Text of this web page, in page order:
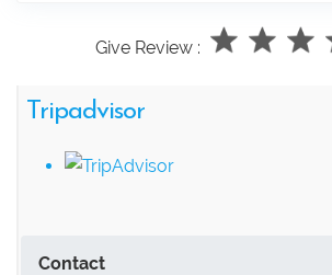
Give Review :
Tripadvisor
Contact